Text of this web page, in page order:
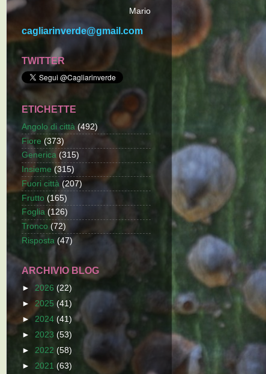
Mario
cagliarinverde@gmail.com
TWITTER
ETICHETTE
Angolo di città (492)
Fiore (373)
Generica (315)
Insieme (315)
Fuori città (207)
Frutto (165)
Foglia (126)
Tronco (72)
Risposta (47)
ARCHIVIO BLOG
► 2026 (22)
►2025 (41)
► 2024 (41)
► 2023 (53)
► 2022 (58)
► 2021 (63)